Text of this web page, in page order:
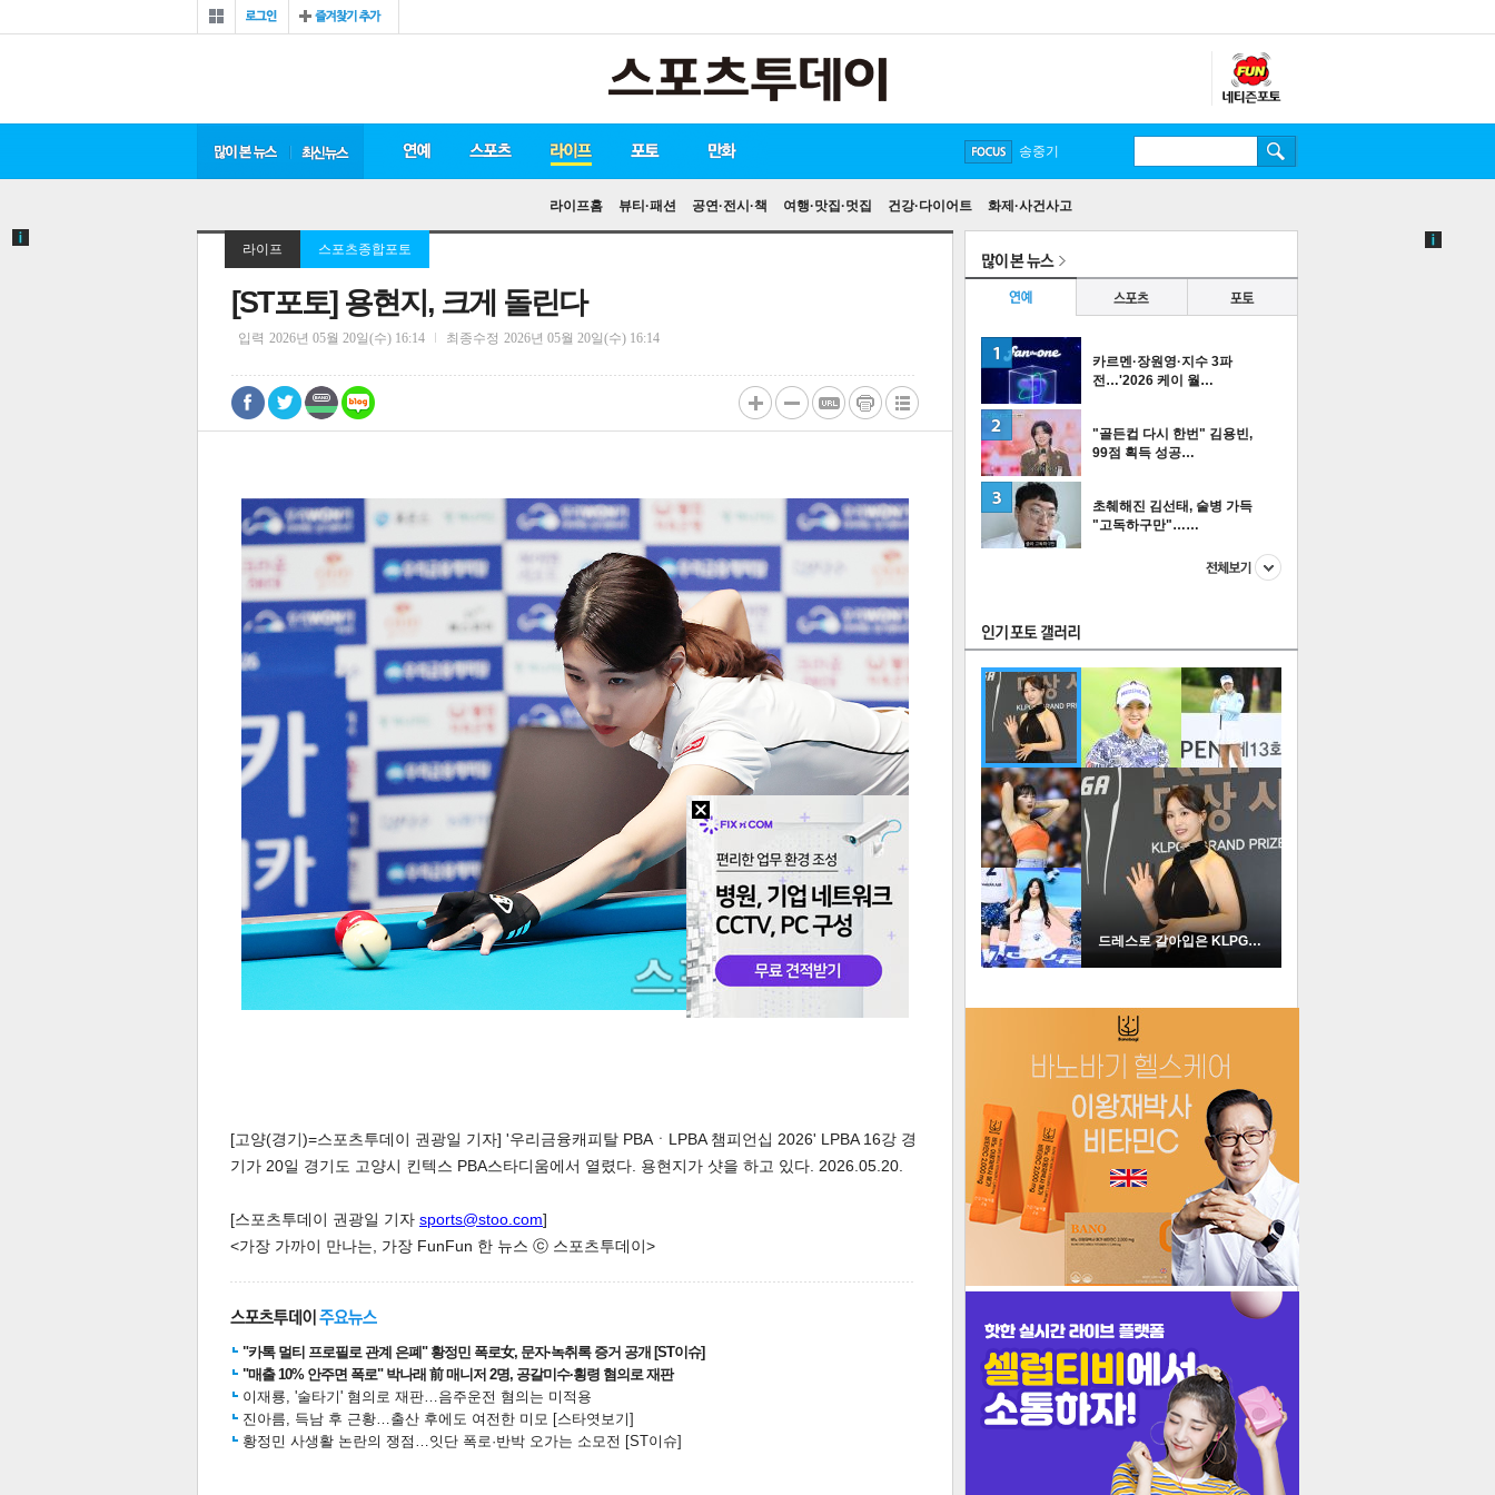
로그 즐겨찾기
최신 뉴스 연예 스포츠 라이프
라이프홈 뷰티·패션 공연·전시·책 여행·맛집·멋집 건강·다이어트 화제·사건사고
포토
만화
FOCUS
방탄소년단
손흥민
유아인
송중기
라이프 스포츠종합포토
[ST포토] 용현지, 크게 돌린다
입력 2026년 05월 20일(수) 16:14 최종수정 2026년 05월 20일(수) 16:14
네이
0
url 복 인쇄 목록
[고양(경기)=스포츠투데이 권광일 기자] '우리금융캐피탈 PBAㆍLPBA 챔피언십 2026' LPBA 16강 경
기가 20일 경기도 고양시 킨텍스 PBA스타디움에서 열렸다. 용현지가 샷을 하고 있다. 2026.05.20.
[스포츠투데이 권광일 기자 sports@stoo.com]
<가장 가까이 만나는, 가장 FunFun 한 뉴스 ⓒ 스포츠투데이>
"카톡 멀티 프로필로 관계 은폐" 황정민 폭로女, 문자·녹취록 증거 공개 [ST이슈]
"매출 10% 안주면 폭로" 박나래 前 매니저 2명, 공갈미수·횡령 혐의로 재판
이재룡, '술타기' 혐의로 재판…음주운전 혐의는 미적용
진아름, 득남 후 근황…출산 후에도 여전한 미모 [스타엿보기]
황정민 사생활 논란의 쟁점…잇단 폭로·반박 오가는 소모전 [ST이슈]
많이 본 뉴스
연예
스포츠 포토
카르멘·장원영·지수 3파
전…'2026 케이 월…
2
"골든컵 다시 한번" 김용빈,
99점 획득 성공…
초췌해진 김선태, 술병 가득
"고독하구만"……
더보기
인기포토
드레스로 갈아입은 KLPGA …